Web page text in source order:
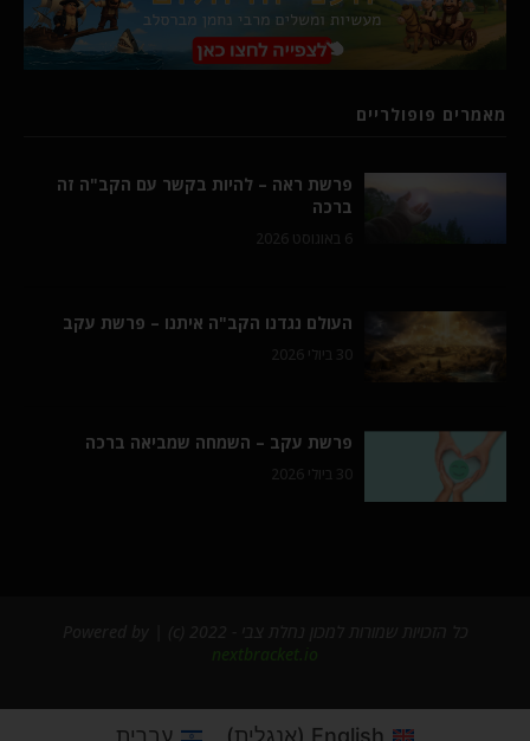
מאמרים פופולריים
פרשת ראה – להיות בקשר עם הקב"ה זה
ברכה
6 באוגוסט 2026
העולם נגדנו הקב"ה איתנו – פרשת עקב
30 ביולי 2026
פרשת עקב – השמחה שמביאה ברכה
30 ביולי 2026
nextbracket.io
English
(אנגלית) עברית